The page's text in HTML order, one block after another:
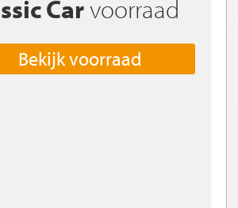
Carvoorraad
Bekijk voorraad